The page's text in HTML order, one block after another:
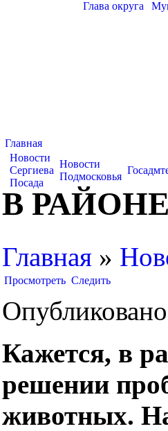
Глава округа
Главная
Новости
Сергиева
Посада
Новости
Подмосковья
В
Главная »
Просмотреть Следить
Кажется, в
решении
животных.